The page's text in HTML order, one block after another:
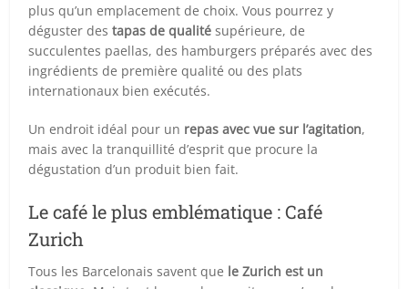
plus qu’un emplacement de choix. Vous pourrez y
déguster destapas de qualité supérieure, de
succulentes paellas, des hamburgers préparés avec des
ingrédients de première qualité ou des plats
internationaux bien exécutés.
Un endroit idéal pour un repas avec vue sur l’agitation,
mais avec la tranquillité d’esprit que procure la
dégustation d’un produit bien fait.
Le café le plus emblématique : Café
Zurich
Tous les Barcelonais savent que le Zurich est un